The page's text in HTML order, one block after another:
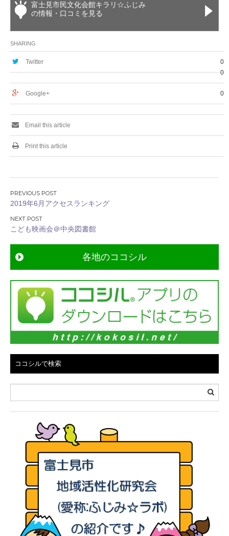
富士見市民文化会館キラリ☆ふじみ
の情報・口コミを見る
SHARING
Twitter
0
0
Google+ 0
Email this article
Print this article
投
稿
ナ
ビ
ゲ
ー
シ
ョ
ン
2019年6月アクセスランキング
こども映画会＠中央図書館
各地のココシル
ココシルで検索